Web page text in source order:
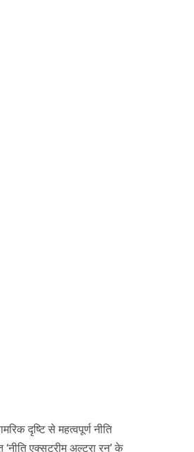
दृष्टि से महत्वपूर्ण नीति
एक्सट्रीम अल्ट्रा रन’ के